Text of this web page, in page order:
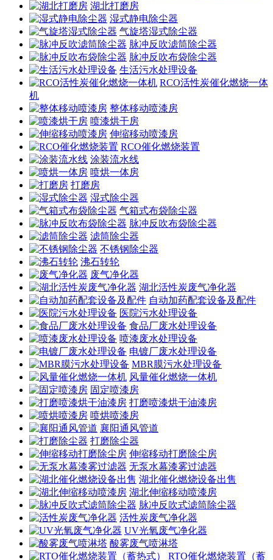
湖北打磨房
湿式静电除尘器
气旋塔湿式除尘器
脉冲反吹滤筒除尘器
脉冲反吹布袋除尘器
生活污水处理设备
RCO活性炭催化燃烧一体
机
整体移动喷漆房
喷漆烘干房
伸缩移动喷漆房
RCO催化燃烧装置
涂装流水线
喷烘一体房
打磨房
湿式除尘器
气箱式布袋除尘器
脉冲反吹布袋除尘器
滤筒除尘器
不锈钢除尘器
沸石转轮
废气净化器
湖北活性炭废气净化器
自动加药配套设备及配件
医院污水处理设备
食品厂废水处理设备
喷漆废水处理设备
电镀厂废水处理设备
MBR膜污水处理设备
风量催化燃烧一体机
固定喷漆房
打磨喷漆烘干油漆房
喷烘喷漆房
襄阳通风管道
打磨除尘器
伸缩移动打磨除尘房
无泵水幕漆雾过滤器
湖北催化燃烧设备出售
湖北伸缩移动喷漆房
脉冲反吹式滤筒除尘器
活性炭废气净化器
UV光氧废气净化器
酸雾废气喷淋塔
RTO催化燃烧装置（蓄